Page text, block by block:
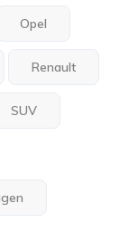
Opel
Renault
SUV